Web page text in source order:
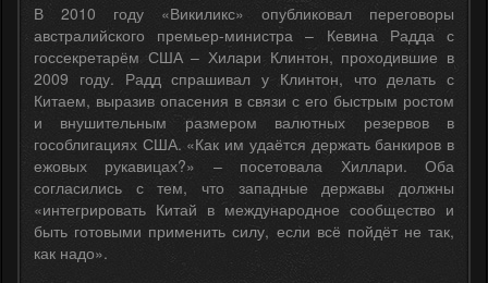
В 2010 году «Викиликс» опубликовал переговоры
австралийского премьер-министра – Кевина Радда с
госсекретарём США – Хилари Клинтон, проходившие в
2009 году. Радд спрашивал у Клинтон, что делать с
Китаем, выразив опасения в связи с его быстрым ростом
и внушительным размером валютных резервов в
гособлигациях США. «Как им удаётся держать банкиров в
ежовых рукавицах?» – посетовала Хиллари. Оба
согласились с тем, что западные державы должны
«интегрировать Китай в международное сообщество и
быть готовыми применить силу, если всё пойдёт не так,
как надо».